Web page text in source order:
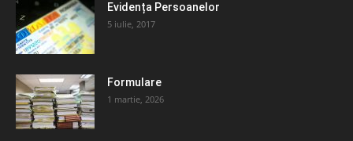
Evidența Persoanelor
5 iulie, 2017
Formulare
1 martie, 2026